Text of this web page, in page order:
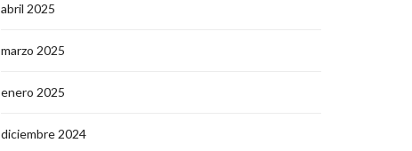
abril 2025
marzo 2025
enero 2025
diciembre 2024